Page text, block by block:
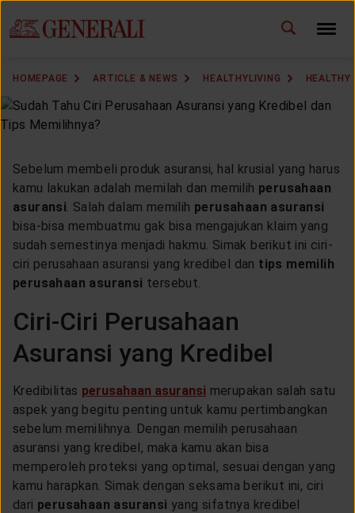
HOMEPAGE ARTICLE & NEWS HEALTHYLIVING
Sebelum membeli produk asuransi, hal krusial yang harus
kamu lakukan adalah memilah dan memilih perusahaan
asuransi . Salah dalam memilih perusahaan asuransi
bisa-bisa membuatmu gak bisa mengajukan klaim yang
sudah semestinya menjadi hakmu. Simak berikut ini ciri-
ciri perusahaan asuransi yang kredibel dan tips memilih
perusahaan asuransi tersebut.
Ciri-Ciri Perusahaan
Asuransi yang Kredibel
Kredibilitas perusahaan asuransi merupakan salah satu
aspek yang begitu penting untuk kamu pertimbangkan
sebelum memilihnya. Dengan memilih perusahaan
asuransi yang kredibel, maka kamu akan bisa
memperoleh proteksi yang optimal, sesuai dengan yang
kamu harapkan. Simak dengan seksama berikut ini, ciri
dari perusahaan asuransi yang sifatnya kredibel
CHANGE LANGUAGE ID EN
MARKETING OFFICE
INSURANCE DICTIONARY
CUSTOMER SERVICE
ARTICLE & NEWS
ABOUT GENERALI